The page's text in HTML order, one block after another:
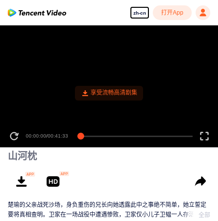
zh-cn 打开App
享受流畅高清剧集
00:00:00/00:41:33
山河枕
楚瑜的父亲战死沙场，身负重伤的兄长向她透露此中之事绝不简单，她立誓定
要将真相查明。卫家在一场战役中遭遇惨败，卫家仅小儿子卫韫一人存活。楚
全部